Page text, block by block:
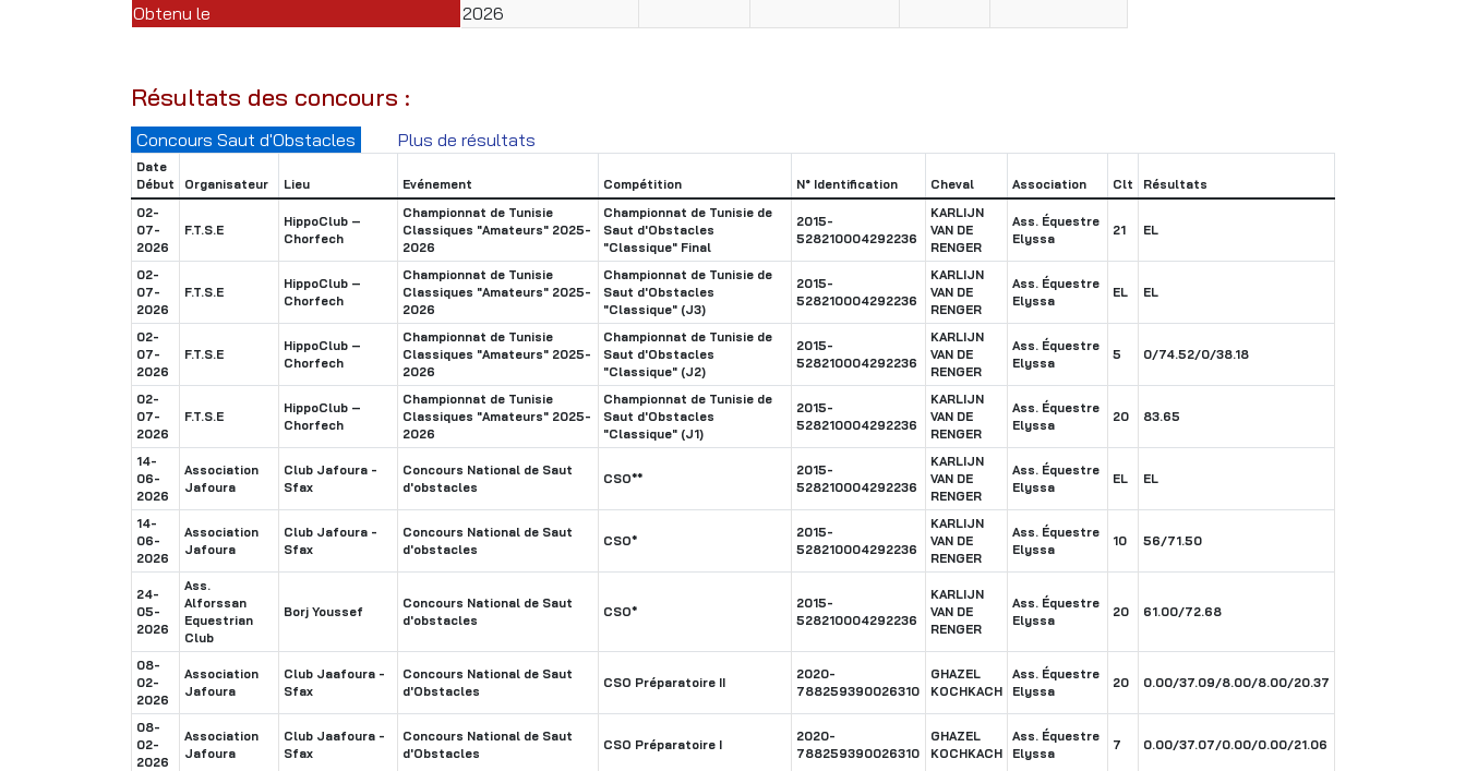
Obtenu le
2026
Résultats des concours :
Concours Saut d'Obstacles Plus de résultats
Date
Début
Organisateur Lieu Evénement Compétition N° Identification Cheval Association Clt
Résultats
02-
07-
2026
F.T.S.E
HippoClub –
Chorfech
Championnat de Tunisie
Classiques "Amateurs" 2025-
2026
Championnat de Tunisie de
Saut d'Obstacles
"Classique" Final
2015-
528210004292236
KARLIJN
VAN DE
RENGER
Ass. Équestre
Elyssa
21 EL
02-
07-
2026
F.T.S.E
HippoClub –
Chorfech
Championnat de Tunisie
Classiques "Amateurs" 2025-
2026
Championnat de Tunisie de
Saut d'Obstacles
"Classique" (J3)
2015-
528210004292236
KARLIJN
VAN DE
RENGER
Ass. Équestre
Elyssa
EL EL
02-
07-
2026
F.T.S.E
HippoClub –
Chorfech
Championnat de Tunisie
Classiques "Amateurs" 2025-
2026
Championnat de Tunisie de
Saut d'Obstacles
"Classique" (J2)
2015-
528210004292236
KARLIJN
VAN DE
RENGER
Ass. Équestre
Elyssa
5 0/74.52/0/38.18
02-
07-
2026
F.T.S.E
HippoClub –
Chorfech
Championnat de Tunisie
Classiques "Amateurs" 2025-
2026
Championnat de Tunisie de
Saut d'Obstacles
"Classique" (J1)
2015-
528210004292236
KARLIJN
VAN DE
RENGER
Ass. Équestre
Elyssa
20 83.65
14-
06-
2026
Association
Jafoura
Club Jafoura -
Sfax
Concours National de Saut
d'obstacles
CSO**
2015-
528210004292236
KARLIJN
VAN DE
RENGER
Ass. Équestre
Elyssa
EL EL
14-
06-
2026
Association
Jafoura
Club Jafoura -
Sfax
Concours National de Saut
d'obstacles
CSO*
2015-
528210004292236
KARLIJN
VAN DE
RENGER
Ass. Équestre
Elyssa
10 56/71.50
24-
05-
2026
Ass.
Alforssan
Equestrian
Club
Borj Youssef
Concours National de Saut
d'obstacles
CSO*
2015-
528210004292236
KARLIJN
VAN DE
RENGER
Ass. Équestre
Elyssa
20 61.00/72.68
08-
02-
2026
Association
Jafoura
Club Jaafoura -
Sfax
Concours National de Saut
d'Obstacles
CSO Préparatoire II
2020-
788259390026310
GHAZEL
KOCHKACH
Ass. Équestre
Elyssa
20 0.00/37.09/8.00/8.00/20.37
08-
02-
2026
Association
Jafoura
Club Jaafoura -
Sfax
Concours National de Saut
d'Obstacles
CSO Préparatoire I
2020-
788259390026310
GHAZEL
KOCHKACH
Ass. Équestre
Elyssa
7 0.00/37.07/0.00/0.00/21.06